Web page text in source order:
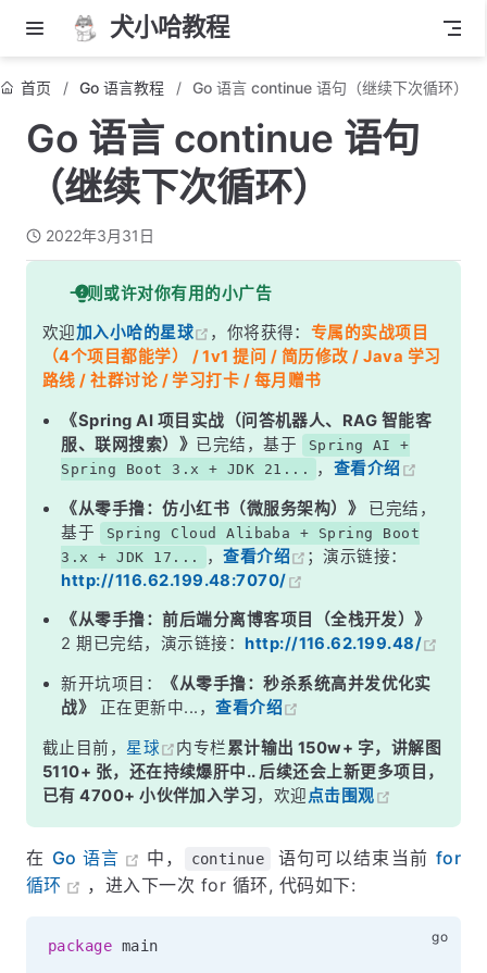
犬小哈教程
首页 Go 语言教程 Go 语言 continue 语句（继续下次循环）
Go 语言 continue 语句
（继续下次循环）
2022年3月31日
一则或许对你有用的小广告
欢迎加入小哈的星球 ，你将获得： 专属的实战项目
（4个项目都能学） / 1v1 提问 / 简历修改 / Java 学习
路线 / 社群讨论 / 学习打卡 / 每月赠书
《Spring AI 项目实战（问答机器人、RAG 智能客
服、联网搜索）》 已完结，基于
Spring AI +
Spring Boot 3.x + JDK 21...
， 查看介绍
《从零手撸：仿小红书（微服务架构）》
已完结，
基于
Spring Cloud Alibaba + Spring Boot
3.x + JDK 17...
，查看介绍
；演示链接：
http://116.62.199.48:7070/
《从零手撸：前后端分离博客项目（全栈开发）》
2 期已完结，演示链接： http://116.62.199.48/
新开坑项目：
《从零手撸：秒杀系统高并发优化实
战》
正在更新中...，查看介绍
截止目前， 星球 内专栏累计输出 150w+ 字，讲解图
5110+ 张，还在持续爆肝中.. 后续还会上新更多项目，
已有 4700+ 小伙伴加入学习，欢迎点击围观
在 Go 语言 中， continue 语句可以结束当前 for
循环
，进入下一次 for 循环, 代码如下:
package main